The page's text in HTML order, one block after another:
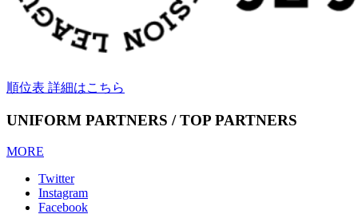
順位表 詳細はこちら
UNIFORM PARTNERS / TOP PARTNERS
MORE
Twitter
Instagram
Facebook